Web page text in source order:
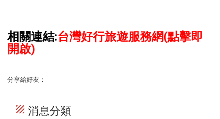
相關連結:台灣好行旅遊服務網(點擊即
開啟)
分享給好友：
texture 消息分類